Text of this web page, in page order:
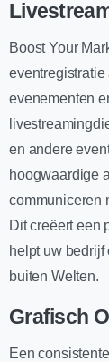
Boost Your
evenementen
en andere
hoogwaardige
communiceren
Dit creëert een
helpt uw
buiten Welten.
Grafisch
Een